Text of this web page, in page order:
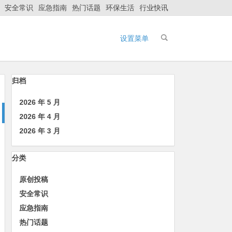
安全常识 应急指南 热门话题 环保生活 行业快讯
设置菜单
归档
2026 年 5 月
2026 年 4 月
2026 年 3 月
分类
原创投稿
安全常识
应急指南
热门话题